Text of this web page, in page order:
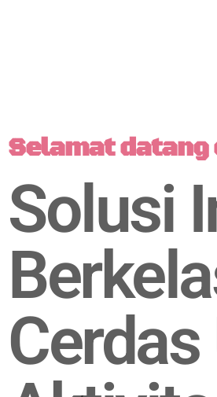
Selamat datang
Solusi